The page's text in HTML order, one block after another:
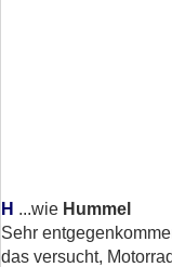
H ...wie Hummel
Sehr
das versucht,